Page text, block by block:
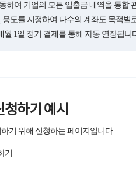
하여 기업의 모든 입출금 내역을 통합
도를 지정하여 다수의 계좌도 목적별
1일 정기 결제를 통해 자동 연장됩니
하기 예시
기 위해 신청하는 페이지입니다.